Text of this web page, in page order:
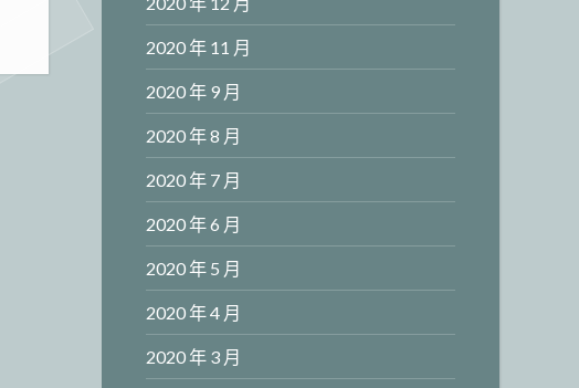
2020 年 11 月
2020 年 9 月
2020 年 8 月
2020 年 7 月
2020 年 6 月
2020 年 5 月
2020 年 4 月
2020 年 3 月